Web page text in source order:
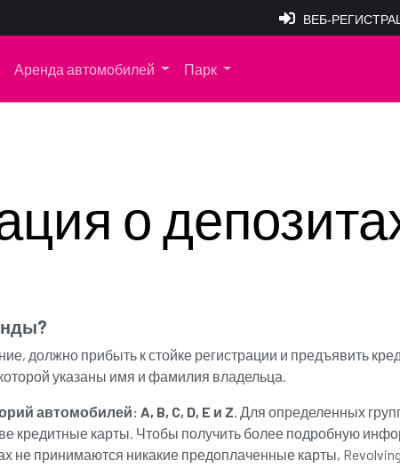
ВЕБ-
Аренда автомобилей Парк
о
должно прибыть к стойке регистрации и предъявить
указаны имя и фамилия владельца.
автомобилей: A, B, C, D, E и Z. Для определенных
кредитные карты. Чтобы получить более подробную
не принимаются никакие предоплаченные карты,